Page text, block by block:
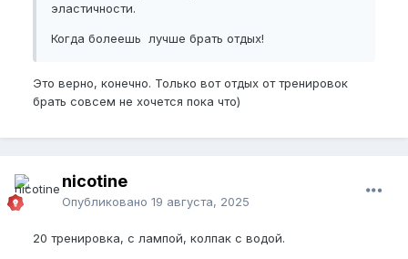
эластичности.
Когда болеешь лучше брать отдых!
Это верно, конечно. Только вот отдых от тренировок
брать совсем не хочется пока что)
nicotine
Опубликовано 19 августа, 2025
20 тренировка, с лампой, колпак с водой.